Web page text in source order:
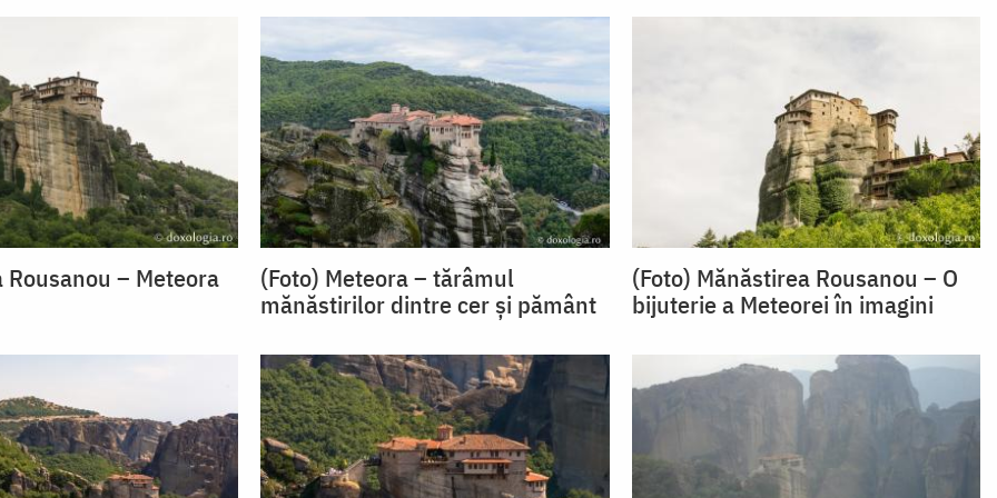
– Meteora
(Foto) Meteora – tărâmul
mănăstirilor dintre cer și pământ
(Foto) Mănăstirea Rousanou – O
bijuterie a Meteorei în imagini